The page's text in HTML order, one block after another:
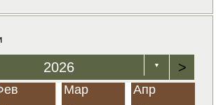
2026 ▼ >
Мар Апр